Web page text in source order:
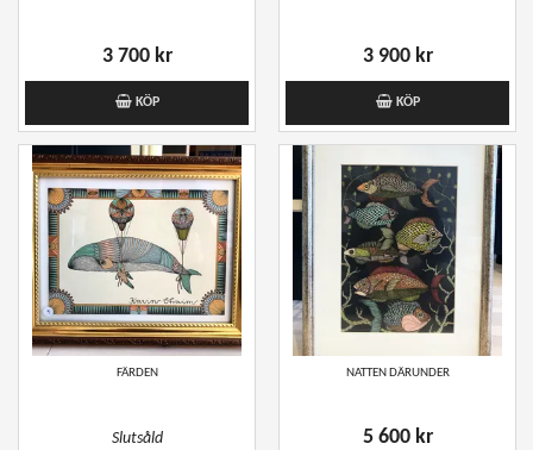
3 700 kr
KÖP
3 900 kr
KÖP
FÄRDEN
Slutsåld
NATTEN DÄRUNDER
5 600 kr